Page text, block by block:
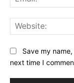
Save my
next time I